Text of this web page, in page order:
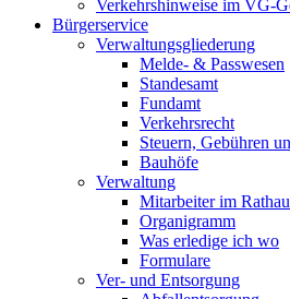
Verkehrshinweise im VG-
Bürgerservice
Verwaltungsgliederung
Melde- & Passwesen
Standesamt
Fundamt
Verkehrsrecht
Steuern, Gebühren
Bauhöfe
Verwaltung
Mitarbeiter im
Organigramm
Was erledige ich wo
Formulare
Ver- und Entsorgung